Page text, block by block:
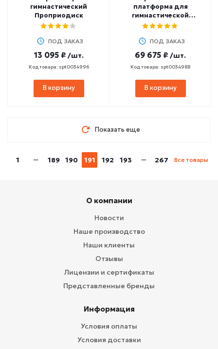
гимнастический
Проприодиск
ПОД ЗАКАЗ
13 095 ₽ /шт.
Код товара: spt0034996
В корзину
платформа для
гимнастической
перекладины
ПОД ЗАКАЗ
69 675 ₽ /шт.
Код товара: spt0034988
В корзину
Показать еще
1 189 190 191 192 193 267 Все товары
О компании
Новости
Наше производство
Наши клиенты
Отзывы
Лицензии и сертификаты
Представленные бренды
Информация
Условия оплаты
Условия доставки